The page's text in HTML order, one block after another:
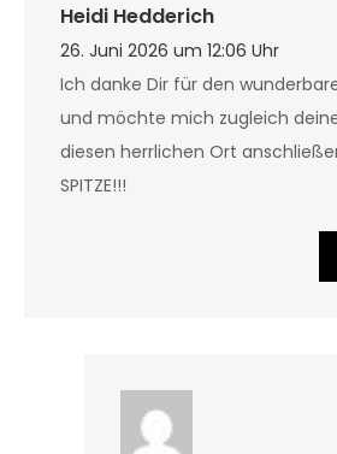
Heidi Hedderich
26. Juni 2026 um 12:06 Uhr
Ich danke Dir für den
und möchte mich zugleich
diesen herrlichen Ort
SPITZE!!!